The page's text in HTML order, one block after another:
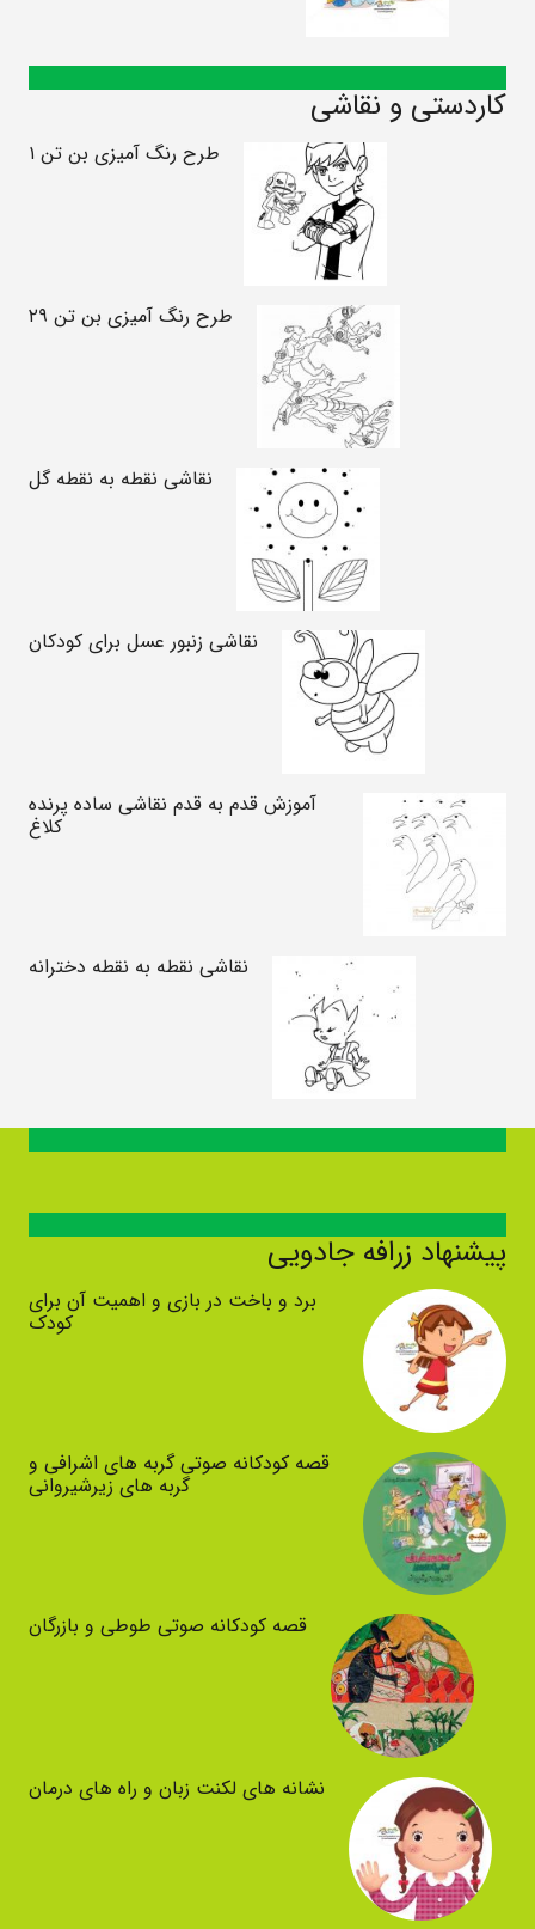
کاردستی و نقاشی
طرح رنگ آمیزی بن تن ۱
طرح رنگ آمیزی بن تن ۲۹
نقاشی نقطه به نقطه گل
نقاشی زنبور عسل برای کودکان
آموزش قدم به قدم نقاشی ساده پرنده
کلاغ
نقاشی نقطه به نقطه دخترانه
پیشنهاد زرافه جادویی
برد و باخت در بازی و اهمیت آن برای
کودک
قصه کودکانه صوتی گربه های اشرافی و
گربه های زیرشیروانی
قصه کودکانه صوتی طوطی و بازرگان
نشانه های لکنت زبان و راه های درمان